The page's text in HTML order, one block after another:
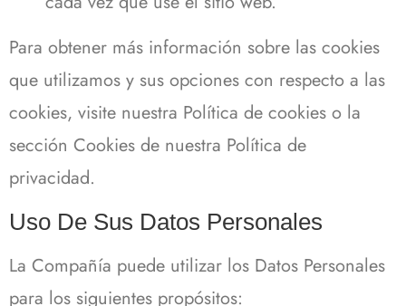
Para obtener más información sobre las cookies
que utilizamos y sus opciones con respecto a las
cookies, visite nuestra Política de cookies o la
sección Cookies de nuestra Política de
privacidad.
Uso De Sus Datos Personales
La Compañía puede utilizar los Datos Personales
para los siguientes propósitos: